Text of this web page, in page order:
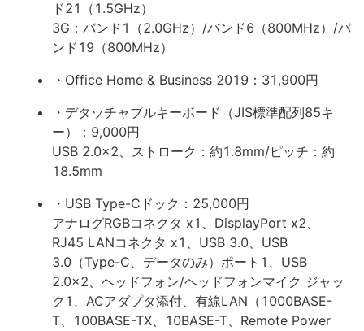
ド21（1.5GHz）
3G：バンド1（2.0GHz）/バンド6（800MHz）/バ
ンド19（800MHz）
・Office Home & Business 2019：31,900円
・デタッチャブルキーボード（JIS標準配列85キ
ー）：9,000円
USB 2.0x2、ストローク：約1.8mm/ピッチ：約
18.5mm
・USB Type-Cドック：25,000円
アナログRGBコネクタ x1、DisplayPort x2、
RJ45 LANコネクタ x1、USB 3.0、USB
3.0（Type-C、データのみ）ポート1、USB
2.0x2、ヘッドフォン/ヘッドフォンマイク ジャッ
ク1、ACアダプタ添付、有線LAN（1000BASE-
T、100BASE-TX、10BASE-T、Remote Power